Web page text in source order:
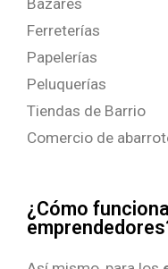
Ferreterías
Papelerías
Peluquerías
Tiendas de Barrio
Comercio de
¿Cómo